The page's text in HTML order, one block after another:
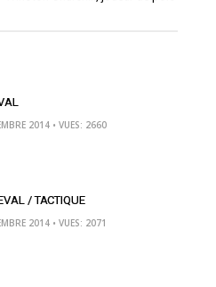
2014 • VUES: 2660
/ TACTIQUE
2014 • VUES: 2071